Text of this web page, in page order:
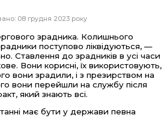
08 грудня 2023 року
зрадника. Колишнього
поступово ліквідуються, —
Ставлення до зрадників в усі часи
Вони корисні, їх використовують,
вони зрадили, і з презирством на
вони перейшли на службу після
який знають всі.
має бути у держави певна